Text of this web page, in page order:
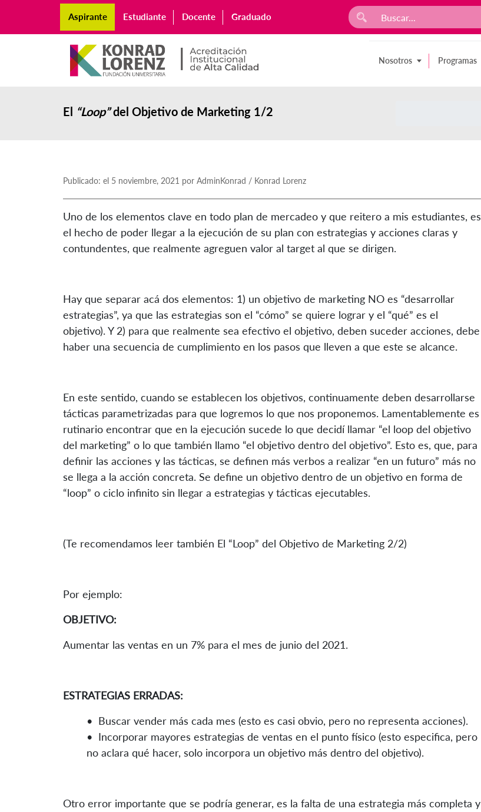
Aspirante Estudiante Docente Graduado
Nosotros Programas
El “Loop”del Objetivo de Marketing 1/2
Publicado: el 5 noviembre, 2021 por AdminKonrad / Konrad Lorenz
Uno de los elementos clave en todo plan de mercadeo y que reitero a mis estudiantes, es
el hecho de poder llegar a la ejecución de su plan con estrategias y acciones claras y
contundentes, que realmente agreguen valor al target al que se dirigen.
Hay que separar acá dos elementos: 1) un objetivo de marketing NO es “desarrollar
estrategias”, ya que las estrategias son el “cómo” se quiere lograr y el “qué” es el
objetivo). Y 2) para que realmente sea efectivo el objetivo, deben suceder acciones, debe
haber una secuencia de cumplimiento en los pasos que lleven a que este se alcance.
En este sentido, cuando se establecen los objetivos, continuamente deben desarrollarse
tácticas parametrizadas para que logremos lo que nos proponemos. Lamentablemente es
rutinario encontrar que en la ejecución sucede lo que decidí llamar “el loop del objetivo
del marketing” o lo que también llamo “el objetivo dentro del objetivo”. Esto es, que, para
definir las acciones y las tácticas, se definen más verbos a realizar “en un futuro” más no
se llega a la acción concreta. Se define un objetivo dentro de un objetivo en forma de
“loop” o ciclo infinito sin llegar a estrategias y tácticas ejecutables.
(Te recomendamos leer también El “Loop” del Objetivo de Marketing 2/2)
Por ejemplo:
OBJETIVO:
Aumentar las ventas en un 7% para el mes de junio del 2021.
ESTRATEGIAS ERRADAS:
• Buscar vender más cada mes (esto es casi obvio, pero no representa acciones).
• Incorporar mayores estrategias de ventas en el punto físico (esto especifica, pero
no aclara qué hacer, solo incorpora un objetivo más dentro del objetivo).
Otro error importante que se podría generar, es la falta de una estrategia más completa y